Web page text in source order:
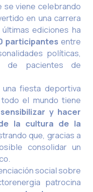
se viene celebrando
en una carrera
ediciones ha
participantes entre
políticas,
de pacientes de
fiesta deportiva
el mundo tiene
sensibilizar y hacer
la cultura de la
que, gracias a
consolidar un
social sobre
patrocina